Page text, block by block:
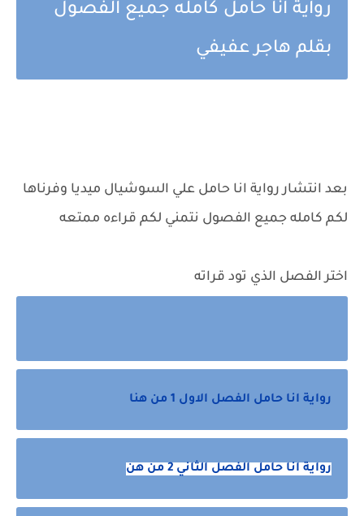
رواية انا حامل كامله جميع الفصول
بقلم هاجر عفيفي
بعد انتشار رواية انا حامل علي السوشيال ميديا وفرناها
لكم كامله جميع الفصول نتمني لكم قراءه ممتعه
اختر الفصل الذي تود قراته
رواية انا حامل الفصل الاول 1 من هنا
رواية انا حامل الفصل الثاني 2 من هن